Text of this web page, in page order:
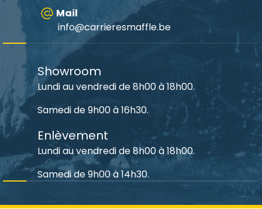
Mail
info@carrieresmaffle.be
Showroom
Lundi au vendredi de 8h00 à 18h00.
Samedi de 9h00 à 16h30.
Enlèvement
Lundi au vendredi de 8h00 à 18h00.
Samedi de 9h00 à 14h30.